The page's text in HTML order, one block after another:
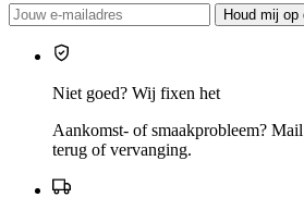
Houd mij op
Niet goed? Wij fixen het
Aankomst- of smaakprobleem?
terug of vervanging.